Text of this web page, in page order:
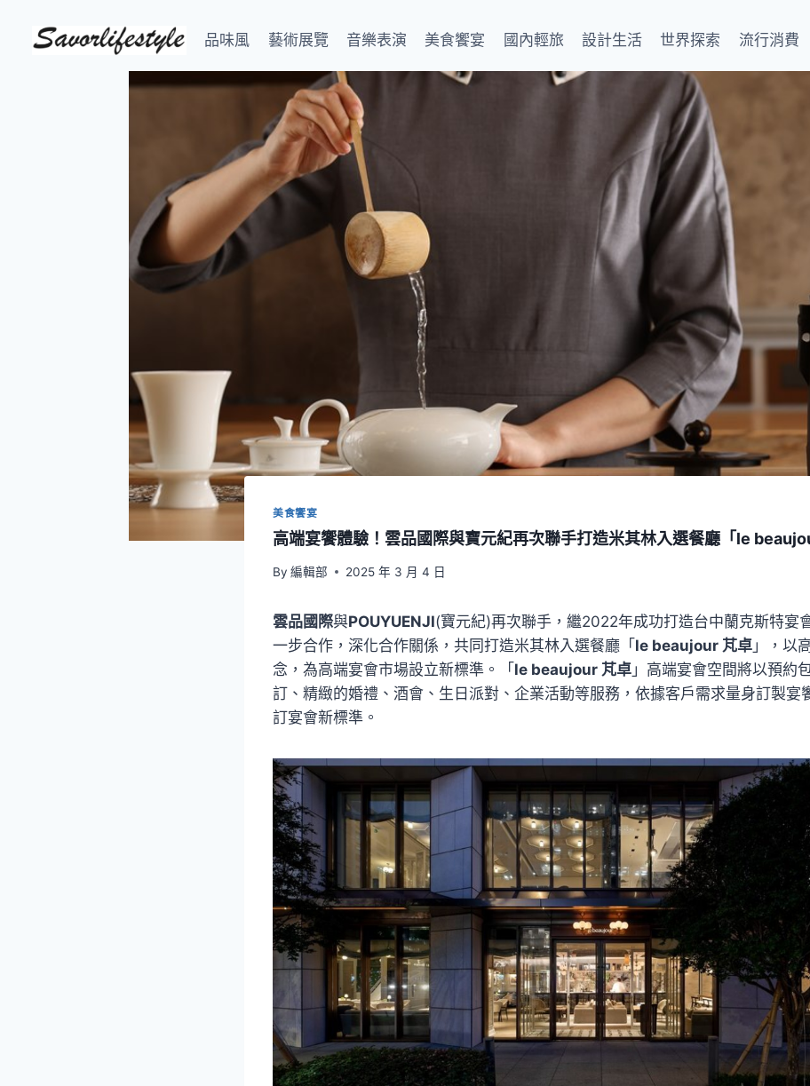
品味風 藝術展覽 音樂表演 美食饗宴 國內輕旅 設計生活 世界探索 流行消費
美食饗宴
高端宴饗體驗！雲品國際與寶元紀再次聯手打造米其林入選餐廳「le
By 編輯部 2025 年 3 月 4 日
雲品國際與POUYUENJI(寶元紀)再次聯手，繼2022年成功打造台中蘭克斯特宴
一步合作，深化合作關係，共同打造米其林入選餐廳「le beaujour 芃卓 」，以
念，為高端宴會市場設立新標準。「le beaujour 芃卓 」高端宴會空間將以預約
訂、精緻的婚禮、酒會、生日派對、企業活動等服務，依據客戶需求量身訂製宴
訂宴會新標準。